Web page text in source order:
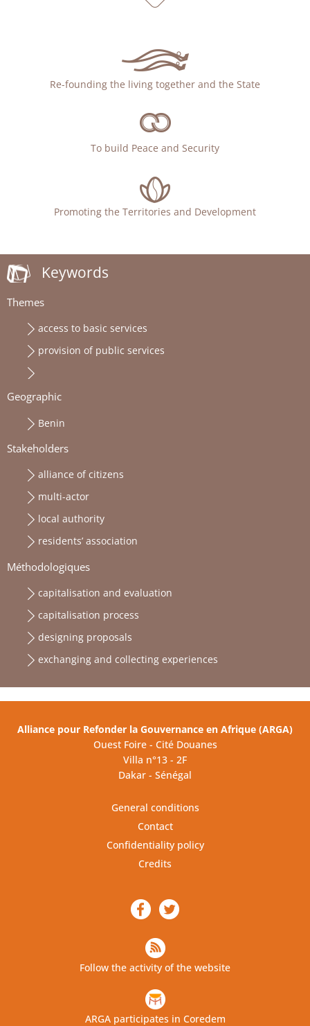
Re-founding the living together and the State
To build Peace and Security
Promoting the Territories and Development
Keywords
Themes
access to basic services
provision of public services
Geographic
Benin
Stakeholders
alliance of citizens
multi-actor
local authority
residents’ association
Méthodologiques
capitalisation and evaluation
capitalisation process
designing proposals
exchanging and collecting experiences
Alliance pour Refonder la Gouvernance en Afrique (ARGA)
Ouest Foire - Cité Douanes
Villa n°13 - 2F
Dakar - Sénégal
General conditions
Contact
Confidentiality policy
Credits
Follow the activity of the website
ARGA participates in Coredem